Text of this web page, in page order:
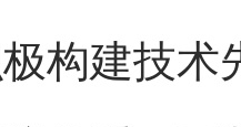
构建技术